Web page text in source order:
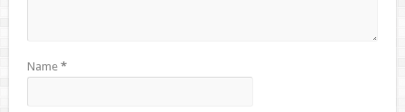
Name *